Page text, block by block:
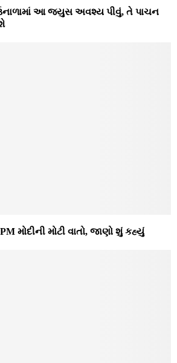
આ જ્યુસ અવશ્ય પીવું, તે પાચન
મોદીની મોટી વાતો, જાણો શું કહ્યું